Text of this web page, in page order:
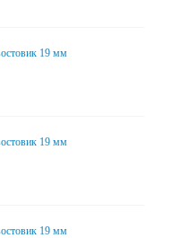
19 мм
19 мм
19 мм